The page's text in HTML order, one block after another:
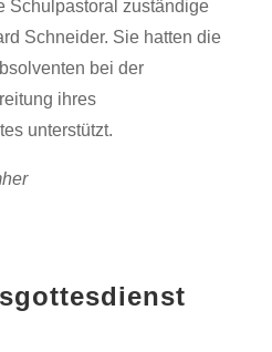
Schulpastoral zuständige
Schneider. Sie hatten die
bei der
ihres
unterstützt.